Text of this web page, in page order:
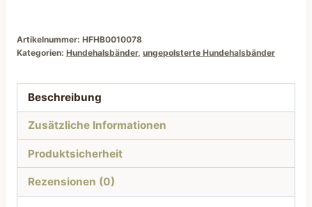
Motiv
Menge
Artikelnummer: HFHB0010078
Kategorien: Hundehalsbänder, ungepolsterte Hundehalsbänder
Beschreibung
Zusätzliche Informationen
Produktsicherheit
Rezensionen (0)